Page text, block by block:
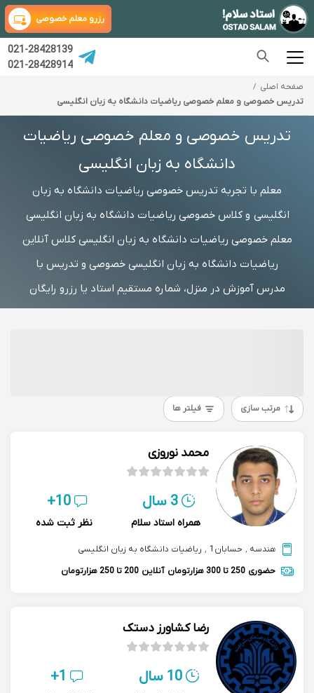
رزرو معلم خصوصی
021-28428139
021-28428914
صفحه اصلی
تدریس خصوصی و معلم خصوصی ریاضیات دانشگاه به زبان انگلیسی
تدریس خصوصی و معلم خصوصی ریاضیات
دانشگاه به زبان انگلیسی
معلم با تجربه تدریس خصوصی ریاضیات دانشگاه به زبان
انگلیسی و کلاس خصوصی ریاضیات دانشگاه به زبان انگلیسی
معلم خصوصی ریاضیات دانشگاه به زبان انگلیسی کلاس آنلاین
ریاضیات دانشگاه به زبان انگلیسی خصوصی و تدریس با
مدرس آموزش در منزل، شماره مستقیم استاد یا رزرو رایگان
مرتب سازی فیلتر ها
محمد نوروزی
3 سال
همراه استاد سلام
10+
نظر ثبت شده
هندسه , حسابان1 , ریاضیات دانشگاه به زبان انگلیسی
حضوری 250 تا 300 هزارتومان آنلاین 200 تا 250 هزارتومان
رضا کشاورز دستک
10 سال 1+